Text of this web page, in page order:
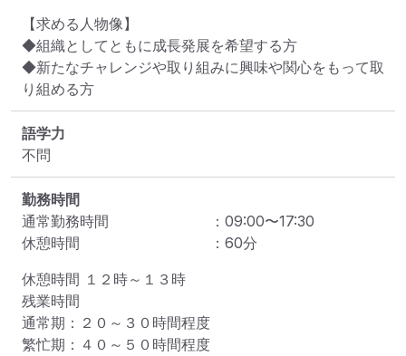
【求める人物像】
◆組織としてともに成長発展を希望する方
◆新たなチャレンジや取り組みに興味や関心をもって取
り組める方
語学力
不問
勤務時間
通常勤務時間
： 09:00〜17:30
休憩時間
： 60分
休憩時間 １２時～１３時
残業時間
通常期：２０～３０時間程度
繁忙期：４０～５０時間程度